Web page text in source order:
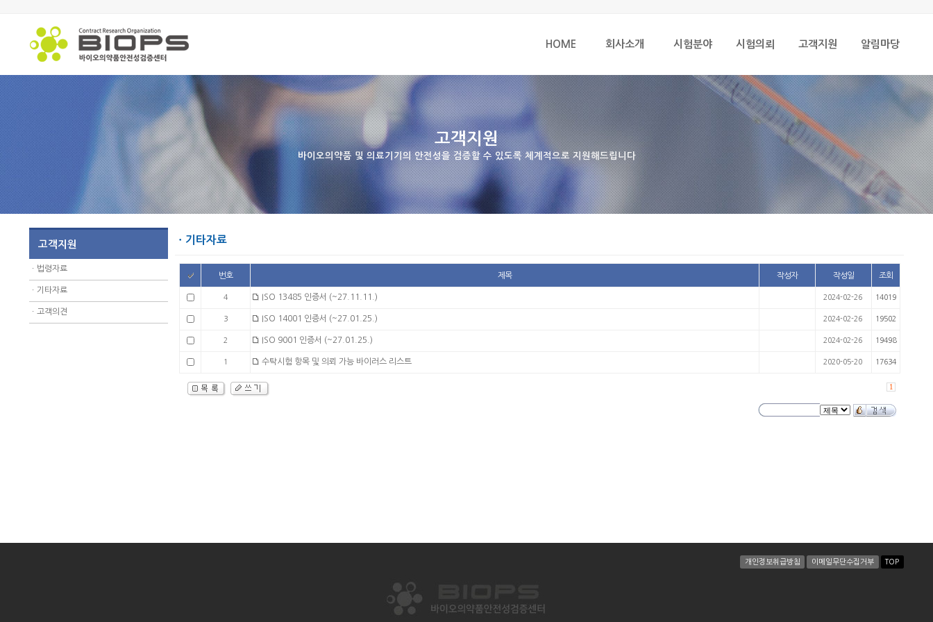
HOME 회사소개 시험분야 시험의뢰 고객지원 알림마당
고객지원
바이오의약품 및 의료기기의 안전성을 검증할 수 있도록 체계적으로 지원해드립니다
고객지원
ㆍ 법령자료
ㆍ 기타자료
ㆍ 고객의견
ㆍ기타자료
번호 제목 작성자 작성일 조회
4 ISO 13485 인증서 (~27.11.11.) 2024-02-26 14019
3 ISO 14001 인증서 (~27.01.25.) 2024-02-26 19502
2 ISO 9001 인증서 (~27.01.25.) 2024-02-26 19498
1 수탁시험 항목 및 의뢰 가능 바이러스 리스트 2020-05-20 17634
1
개인정보취급방침 이메일무단수집거부 TOP